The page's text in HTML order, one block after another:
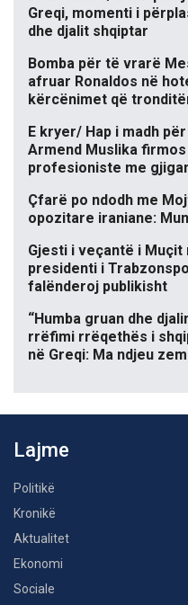
Greqi, momenti i
dhe djalit shqiptar
Bomba për të vrarë
afruar Ronaldos në
kërcënimet që
E kryer/ Hap i madh
Armend Muslika
profesioniste me
Çfarë po ndodh me
opozitare iraniane:
Gjesti i veçantë i Muçit
presidenti i
falënderoj publikisht
“Humba gruan dhe
rrëfimi rrëqethës i
në Greqi: Ma ndjeu
Lajme
Politikë
Kronikë
Aktualitet
Ekonomi
Sociale